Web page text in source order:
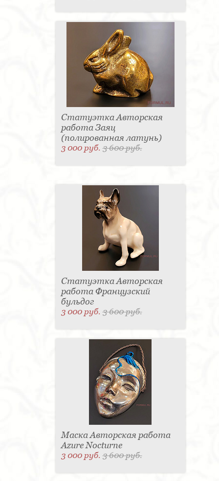
Статуэтка Авторская
работа Заяц
(полированная латунь)
3 000 руб.3 600 руб.
Статуэтка Авторская
работа Французский
бульдог
3 000 руб.3 600 руб.
Маска Авторская работа
Azure Nocturne
3 000 руб.3 600 руб.